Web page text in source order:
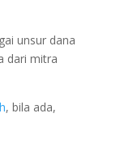
unsur dana
dari mitra
, bila ada,